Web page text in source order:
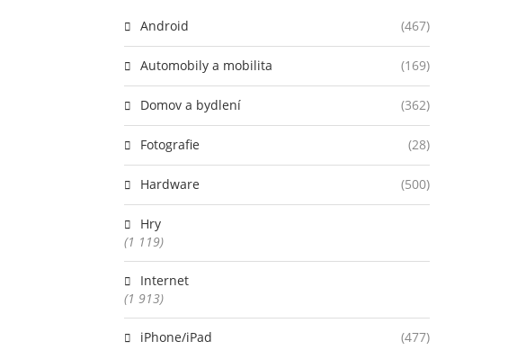
Android (467)
Automobily a mobilita (169)
Domov a bydlení (362)
Fotografie (28)
Hardware (500)
Hry
(1 119)
Internet
(1 913)
iPhone/iPad (477)